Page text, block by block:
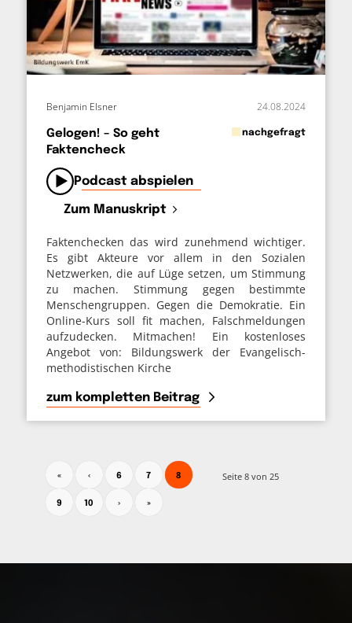
Gelogen! – So geht
Faktencheck
24.08.2024
innachgefragt
Benjamin Elsner
Podcast abspielen
Zum Manuskript
Faktenchecken das wird zunehmend wichtiger.
Es gibt Akteure vor allem in den Sozialen
Netzwerken, die auf Lüge setzen, um Stimmung
zu machen. Stimmung gegen bestimmte
Menschengruppen. Gegen die Demokratie. Ein
Online-Kurs soll fit machen, Falschmeldungen
aufzudecken. Mitmachen! Ein kostenloses
Angebot von: Bildungswerk der Evangelisch-
methodistischen Kirche
zum kompletten Beitrag
Seite 8 von 25
« ‹ 6 7 8
9 10 › »